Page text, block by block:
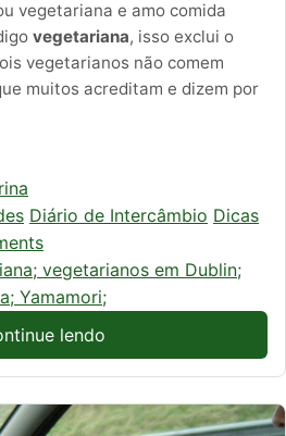
vegetariana e amo comida
vegetariana, isso exclui o
vegetarianos não comem
muitos acreditam e dizem por
Diário de Intercâmbio Dicas
vegetarianos em Dublin;
Yamamori;
lendo